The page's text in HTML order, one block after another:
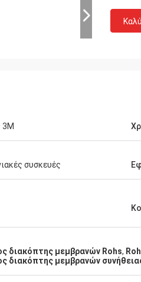
Μας εντυπωσίασε
και η ποιότητα
που
ποιότητα των
3M
συσκευές
διακόπτης μεμβρανών Rohs,
διακόπτης μεμβρανών